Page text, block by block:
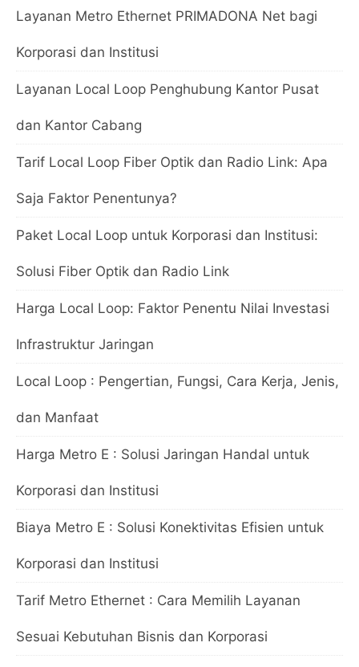
Layanan Metro Ethernet PRIMADONA Net bagi
Korporasi dan Institusi
Layanan Local Loop Penghubung Kantor Pusat
dan Kantor Cabang
Tarif Local Loop Fiber Optik dan Radio Link: Apa
Saja Faktor Penentunya?
Paket Local Loop untuk Korporasi dan Institusi:
Solusi Fiber Optik dan Radio Link
Harga Local Loop: Faktor Penentu Nilai Investasi
Infrastruktur Jaringan
Local Loop : Pengertian, Fungsi, Cara Kerja, Jenis,
dan Manfaat
Harga Metro E : Solusi Jaringan Handal untuk
Korporasi dan Institusi
Biaya Metro E : Solusi Konektivitas Efisien untuk
Korporasi dan Institusi
Tarif Metro Ethernet : Cara Memilih Layanan
Sesuai Kebutuhan Bisnis dan Korporasi